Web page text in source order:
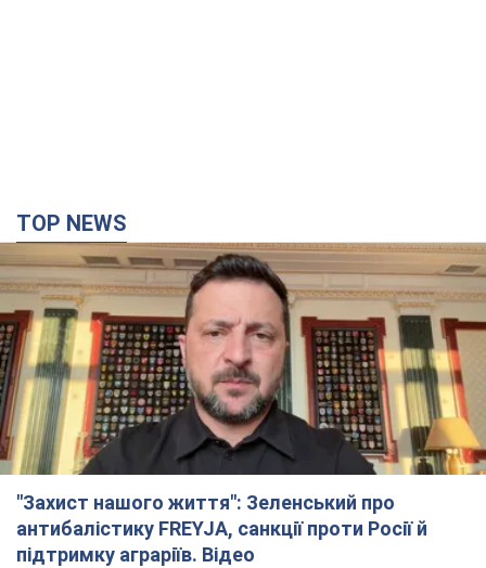
TOP NEWS
"Захист нашого життя": Зеленський про
антибалістику FREYJA, санкції проти Росії й
підтримку аграріїв. Відео